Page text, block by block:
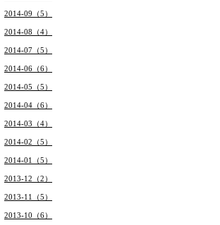
2014-09（5）
2014-08（4）
2014-07（5）
2014-06（6）
2014-05（5）
2014-04（6）
2014-03（4）
2014-02（5）
2014-01（5）
2013-12（2）
2013-11（5）
2013-10（6）